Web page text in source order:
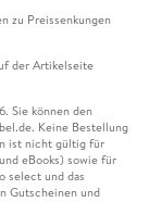
zu Preissenkungen
der Artikelseite
Sie können den
Keine Bestellung
ist nicht gültig für
eBooks) sowie für
select und das
Gutscheinen und